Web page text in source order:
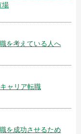
場
を考えている人へ
ャリア転職
を成功させるため